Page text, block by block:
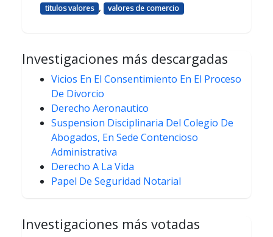
titulos valores , valores de comercio
Investigaciones más descargadas
Vicios En El Consentimiento En El Proceso
De Divorcio
Derecho Aeronautico
Suspension Disciplinaria Del Colegio De
Abogados, En Sede Contencioso
Administrativa
Derecho A La Vida
Papel De Seguridad Notarial
Investigaciones más votadas